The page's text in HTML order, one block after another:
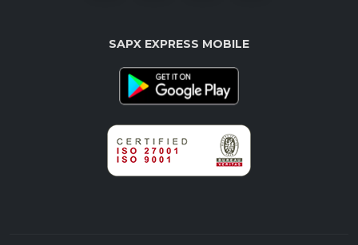
SAPX EXPRESS MOBILE